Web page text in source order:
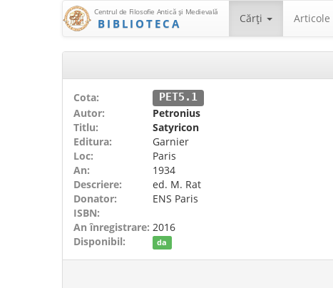
Centrul de Filosofie Antică şi Medievală
BIBLIOTECA Cărţi Articole
Cota: PET5.1
Autor:
Petronius
Titlu:
Satyricon
Editura:
Garnier
Loc:
Paris
An:
1934
Descriere:
ed. M. Rat
Donator:
ENS Paris
ISBN:
An înregistrare: 2016
Disponibil:
da